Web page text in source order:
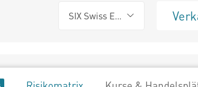
SIX Swiss Exchange